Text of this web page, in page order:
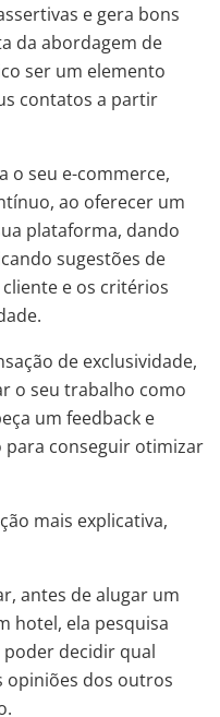
e gera bons
da abordagem de
ser um elemento
contatos a partir
o seu e-commerce,
ao oferecer um
plataforma, dando
sugestões de
e os critérios
de exclusividade,
o seu trabalho como
um feedback e
conseguir otimizar
mais explicativa,
antes de alugar um
hotel, ela pesquisa
decidir qual
opiniões dos outros